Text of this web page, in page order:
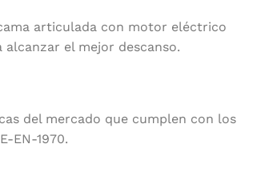
articulada con motor eléctrico
el mejor descanso.
del mercado que cumplen con los
EN-1970.